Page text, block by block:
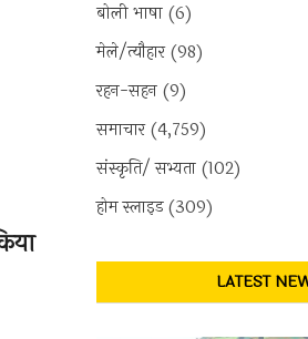
बोली भाषा (6)
मेले/त्यौहार(98)
रहन-सहन (9)
समाचार(4,759)
संस्कृति/ सभ्यता (102)
होम स्लाइड(309)
LATEST